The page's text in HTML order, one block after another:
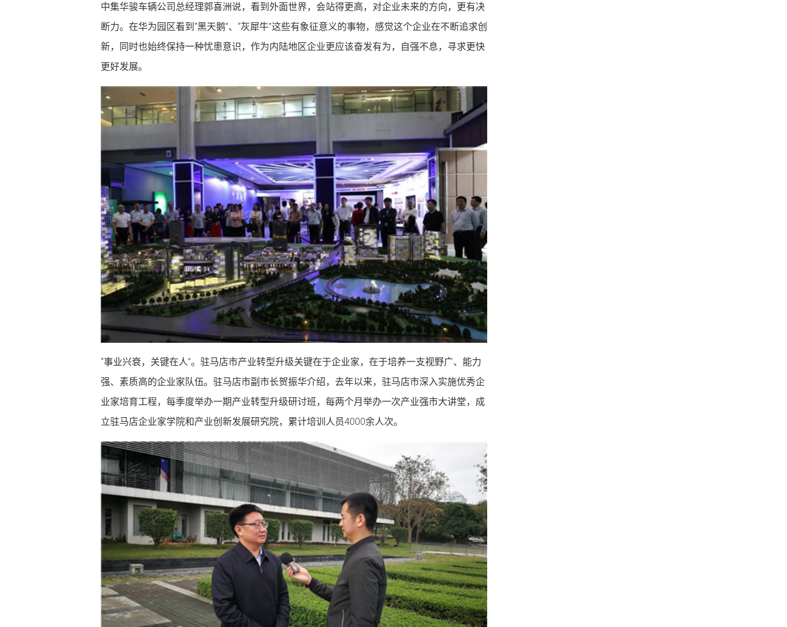
中集华骏车辆公司总经理郭喜洲说，看到外面世界，会站得更高，对企业未来的方向，更有决
断力。在华为园区看到“黑天鹅”、“灰犀牛”这些有象征意义的事物，感觉这个企业在不断追求创
新，同时也始终保持一种忧患意识，作为内陆地区企业更应该奋发有为，自强不息，寻求更快
更好发展。
“事业兴衰，关键在人”。驻马店市产业转型升级关键在于企业家，在于培养一支视野广、能力
强、素质高的企业家队伍。驻马店市副市长贺振华介绍，去年以来，驻马店市深入实施优秀企
业家培育工程，每季度举办一期产业转型升级研讨班，每两个月举办一次产业强市大讲堂，成
立驻马店企业家学院和产业创新发展研究院，累计培训人员4000余人次。